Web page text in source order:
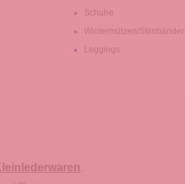
Schuhe
Wintermützen/Stirnbänder
Leggings
.